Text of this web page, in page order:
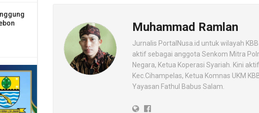
Muhammad Ramlan
Jurnalis PortalNusa.id untuk wilayah
aktif sebagai anggota Senkom Mitra
Negara, Ketua Koperasi Syariah. Kini
Kec.Cihampelas, Ketua Komnas UKM
Yayasan Fathul Babus Salam.